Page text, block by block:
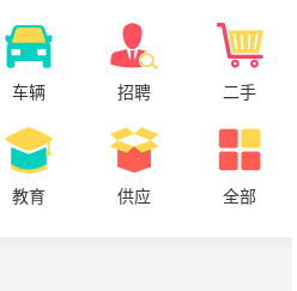
车辆 招聘 二手
教育 供应 全部